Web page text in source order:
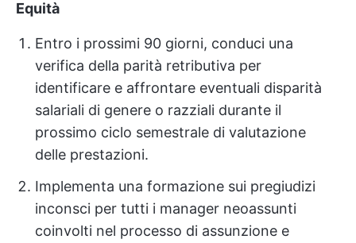
Equità
Entro i prossimi 90 giorni, conduci una
verifica della parità retributiva per
identificare e affrontare eventuali disparità
salariali di genere o razziali durante il
prossimo ciclo semestrale di valutazione
delle prestazioni.
Implementa una formazione sui pregiudizi
inconsci per tutti i manager neoassunti
coinvolti nel processo di assunzione e